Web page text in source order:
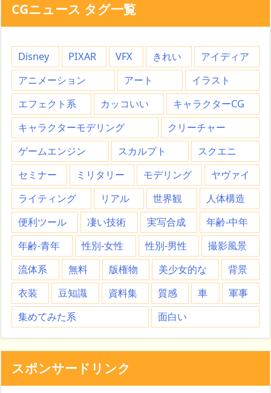
CGニュース タグ一覧
Disney PIXAR VFX きれい
アイディア
アニメーション
アート
イラスト
エフェクト系
カッコいい
キャラクターCG
キャラクターモデリング
クリーチャー
ゲームエンジン
スカルプト
スクエニ
セミナー
ミリタリー モデリング
ヤヴァイ
ライティング
リアル 世界観
人体構造
便利ツール
凄い技術 実写合成
年齢-中年
年齢-青年
性別-女性 性別-男性
撮影風景
流体系
無料 版権物 美少女的な
背景
衣装
豆知識 資料集 質感 車
軍事
集めてみた系
面白い
スポンサードリンク